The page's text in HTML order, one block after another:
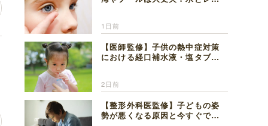
1日前
【医師監修】子供の熱中症対策
における経口補水液・塩タブレ
2日前
【整形外科医監修】子どもの姿
勢が悪くなる原因と今すぐでき